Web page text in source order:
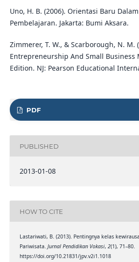
Uno, H. B. (2006). Orientasi Baru
Pembelajaran. Jakarta: Bumi Aksara.
Zimmerer, T. W., & Scarborough, N. M.
Entrepreneurship And Small Business
Edition. NJ: Pearson Educational
PDF
PUBLISHED
2013-01-08
HOW TO CITE
Lastariwati, B. (2013). Pentingnya kelas
Pariwisata. Jurnal Pendidikan Vokasi, 2(1), 71–80.
https://doi.org/10.21831/jpv.v2i1.1018